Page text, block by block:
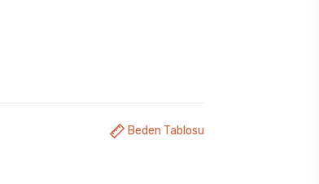
Beden Tablosu